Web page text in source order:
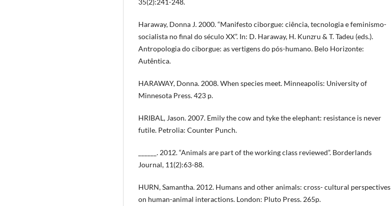
35(2):241-248.
Haraway, Donna J. 2000. “Manifesto ciborgue: ciência, tecnologia e feminismo-
socialista no final do século XX”. In: D. Haraway, H. Kunzru & T. Tadeu (eds.).
Antropologia do ciborgue: as vertigens do pós-humano. Belo Horizonte:
Autêntica.
HARAWAY, Donna. 2008. When species meet. Minneapolis: University of
Minnesota Press. 423 p.
HRIBAL, Jason. 2007. Emily the cow and tyke the elephant: resistance is never
futile. Petrolia: Counter Punch.
______. 2012. “Animals are part of the working class reviewed”. Borderlands
Journal, 11(2):63-88.
HURN, Samantha. 2012. Humans and other animals: cross- cultural perspectives
on human-animal interactions. London: Pluto Press. 265p.